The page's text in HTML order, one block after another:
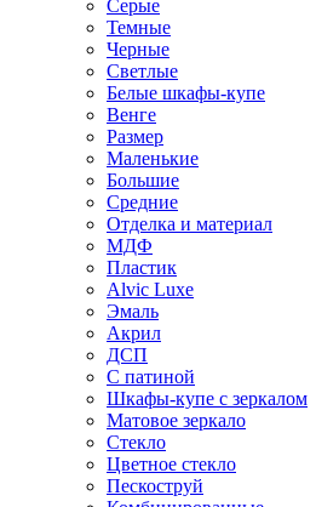
Серые
Темные
Черные
Светлые
Белые шкафы-купе
Венге
Размер
Маленькие
Большие
Средние
Отделка и материал
МДФ
Пластик
Alvic Luxe
Эмаль
Акрил
ДСП
С патиной
Шкафы-купе с зеркалом
Матовое зеркало
Стекло
Цветное стекло
Пескоструй